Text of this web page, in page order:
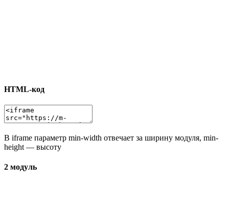
HTML-код
В iframe параметр min-width отвечает за ширину модуля, min-
height — высоту
2 модуль